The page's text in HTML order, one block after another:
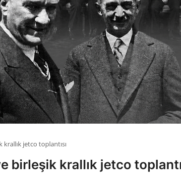
jetco toplantısı
birleşik krallık jetco